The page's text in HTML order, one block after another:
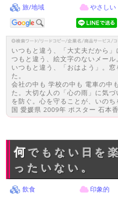
旅/地域 やさしい
いつもと違う、「大丈夫だから
つもと違う、絵文字のないメール
いつもと違う、「おはよう」。
た。
会社の中も 学校の中も 電車の中
た。大切な人の「心の雨」に気
を防ぐ。心を守ることが、いの
国 愛媛県 2009年 ポスター 石本
何でもない日を楽しまないと も
ったいない。
飲食 印象的